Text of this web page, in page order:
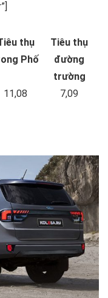
thụ
Phố
Tiêu thụ
đường
trường
11,08 7,09